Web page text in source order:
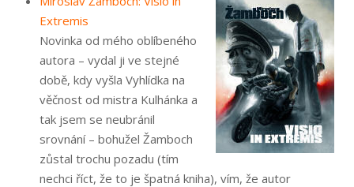
Extremis
Novinka od mého oblíbeného
autora – vydal ji ve stejné
době, kdy vyšla Vyhlídka na
věčnost od mistra Kulhánka a
tak jsem se neubránil
srovnání – bohužel Žamboch
zůstal trochu pozadu (tím
nechci říct, že to je špatná kniha), vím, že autor